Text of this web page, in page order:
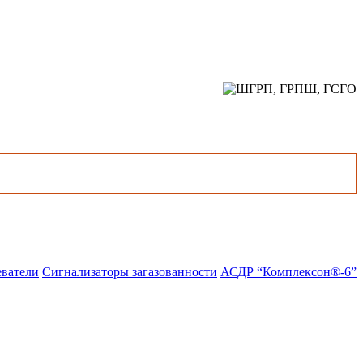
Сигнализаторы загазованности АСДР “Комплексон®-6”